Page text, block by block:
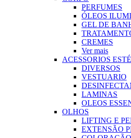
PERFUMES
ÓLEOS
GEL DE
CREMES
Ver mais
ACESSORIOS
DIVERSOS
VESTUARIO
LAMINAS
OLEOS
OLHOS
LIFTING E
EXTENSÃO